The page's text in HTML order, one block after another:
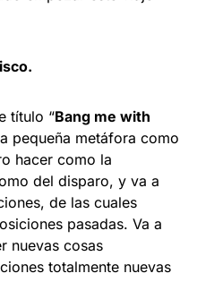
título “Bang me with
pequeña metáfora como
hacer como la
del disparo, y va a
de las cuales
pasadas. Va a
nuevas cosas
totalmente nuevas